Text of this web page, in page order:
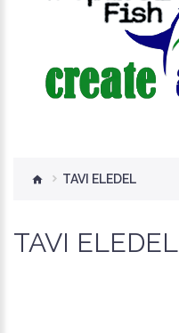
TAVI ELEDEL
TAVI ELEDEL